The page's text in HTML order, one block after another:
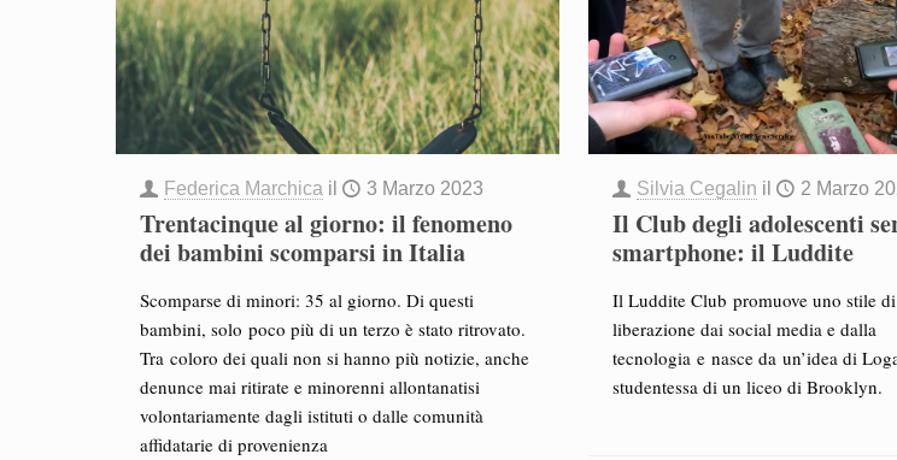
Federica Marchica il 3 Marzo 2023
Trentacinque al giorno: il fenomeno
dei bambini scomparsi in Italia
Scomparse di minori: 35 al giorno. Di questi
bambini, solo poco più di un terzo è stato ritrovato.
Tra coloro dei quali non si hanno più notizie, anche
denunce mai ritirate e minorenni allontanatisi
volontariamente dagli istituti o dalle comunità
affidatarie di provenienza
Silvia Cegalin il 2 Marzo
Il Club degli adolescenti
smartphone: il Luddite
Il Luddite Club promuove uno stile
liberazione dai social media e dalla
tecnologia e nasce da un’idea di
studentessa di un liceo di Brooklyn.